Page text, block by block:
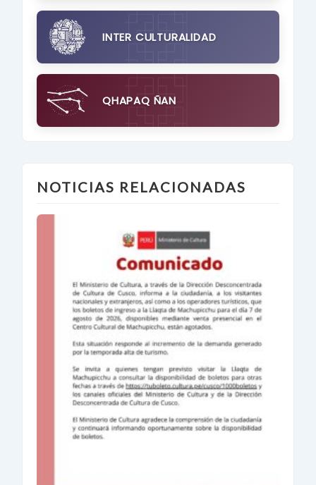
INTER CULTURALIDAD
QHAPAQ ÑAN
NOTICIAS RELACIONADAS